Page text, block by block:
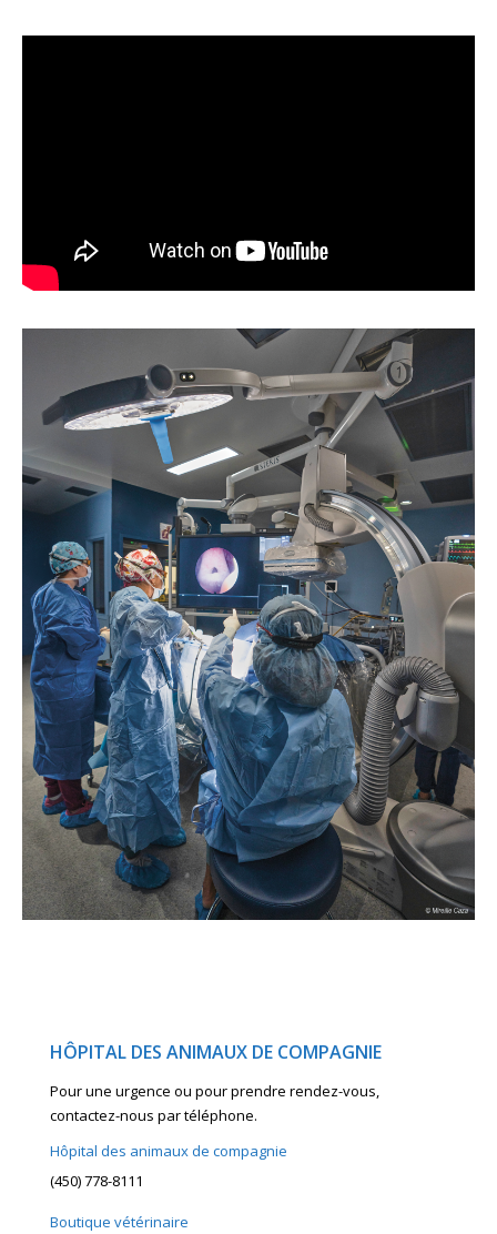
HÔPITAL DES ANIMAUX DE COMPAGNIE
Pour une urgence ou pour prendre rendez-vous,
contactez-nous par téléphone.
Hôpital des animaux de compagnie
(450) 778-8111
Boutique vétérinaire